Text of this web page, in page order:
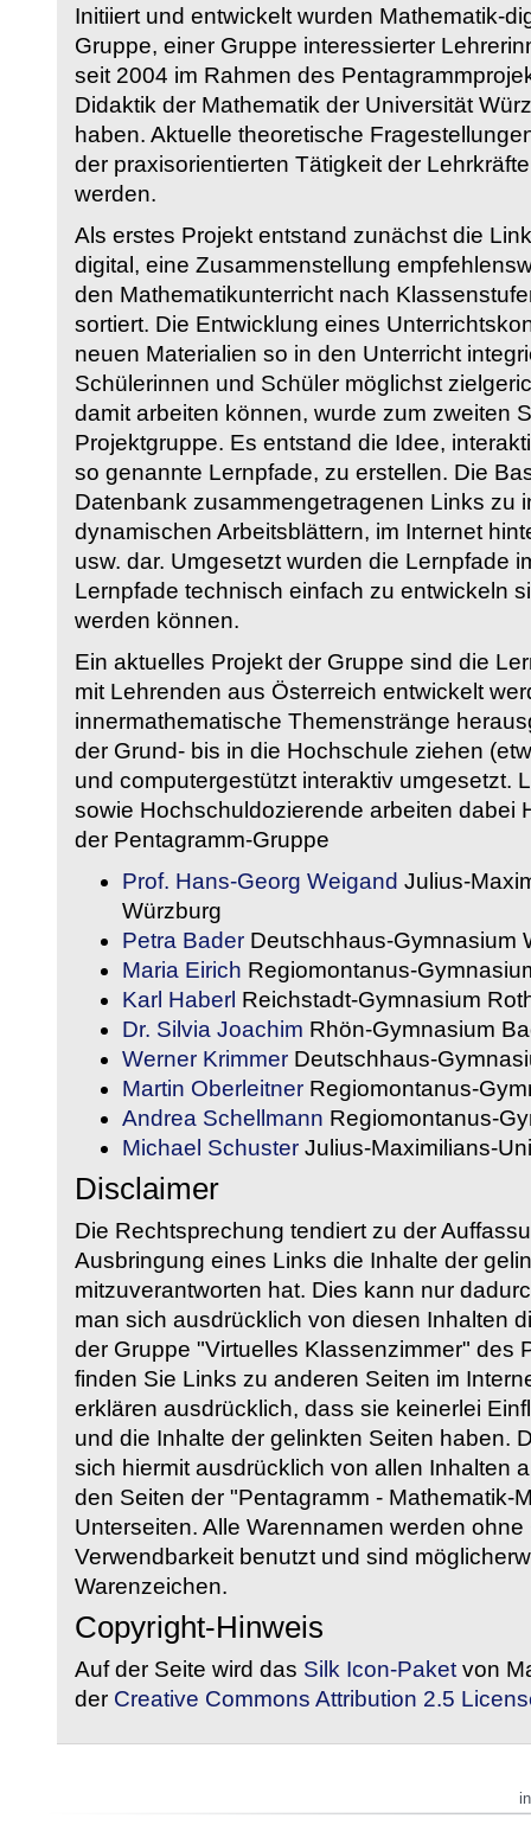
Initiiert und entwickelt wurden Mathematik-
Gruppe, einer Gruppe interessierter
seit 2004 im Rahmen des
Didaktik der Mathematik der Universität
haben. Aktuelle theoretische
der praxisorientierten Tätigkeit der
werden.
Als erstes Projekt entstand zunächst die
digital, eine Zusammenstellung
den Mathematikunterricht nach
sortiert. Die Entwicklung eines
neuen Materialien so in den Unterricht
Schülerinnen und Schüler möglichst
damit arbeiten können, wurde zum zweiten
Projektgruppe. Es entstand die Idee,
so genannte Lernpfade, zu erstellen. Die
Datenbank zusammengetragenen Links zu
dynamischen Arbeitsblättern, im Internet
usw. dar. Umgesetzt wurden die Lernpfade
Lernpfade technisch einfach zu entwickeln
werden können.
Ein aktuelles Projekt der Gruppe sind die
mit Lehrenden aus Österreich entwickelt
innermathematische Themenstränge
der Grund- bis in die Hochschule ziehen
und computergestützt interaktiv umgesetzt.
sowie Hochschuldozierende arbeiten dabei
der Pentagramm-Gruppe
Prof. Hans-Georg Weigand Julius-
Würzburg
Petra Bader Deutschhaus-Gymnasium
Maria Eirich Regiomontanus-
Karl Haberl Reichstadt-Gymnasium
Dr. Silvia Joachim Rhön-Gymnasium
Werner Krimmer Deutschhaus-
Martin Oberleitner Regiomontanus-
Andrea Schellmann Regiomontanus-
Michael Schuster Julius-Maximilians-
Disclaimer
Die Rechtsprechung tendiert zu der
Ausbringung eines Links die Inhalte der
mitzuverantworten hat. Dies kann nur
man sich ausdrücklich von diesen Inhalten
der Gruppe "Virtuelles Klassenzimmer" des
finden Sie Links zu anderen Seiten im
erklären ausdrücklich, dass sie keinerlei
und die Inhalte der gelinkten Seiten haben.
sich hiermit ausdrücklich von allen Inhalten
den Seiten der "Pentagramm - Mathematik-
Unterseiten. Alle Warennamen werden
Verwendbarkeit benutzt und sind
Warenzeichen.
Copyright-Hinweis
Auf der Seite wird das Silk Icon-Paket von
der Creative Commons Attribution 2.5